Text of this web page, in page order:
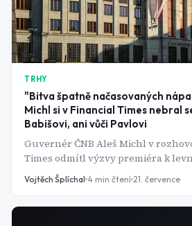
TRHY
"Bitva špatně načasovaných
Michl si v Financial Times nebral
Babišovi, ani vůči Pavlovi
Guvernér ČNB Aleš Michl v
Times odmítl výzvy premiéra k
snahu prezidenta o rychlé přijetí
jde o "bitvu špatně načasovaných
Vojtěch Šplíchal 4 min čtení 21. července